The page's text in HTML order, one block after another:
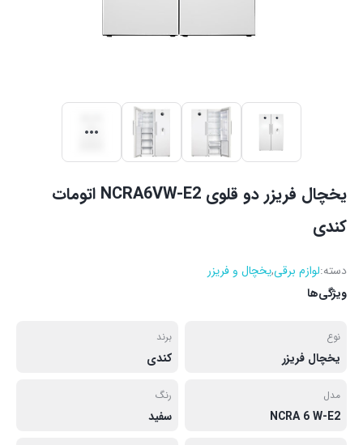
یخچال فریزر دو قلوی NCRA6VW-E2 اتومات
کندی
دسته:لوازم برقی,یخچال و فریزر
ویژگی‌ها
نوع
یخچال فریزر
برند
کندی
مدل
NCRA 6 W-E2
رنگ
سفید